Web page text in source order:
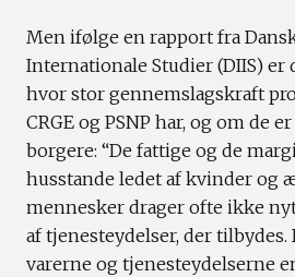
Men ifølge en rapport fra
Internationale Studier (DIIS) er
hvor stor gennemslagskraft
CRGE og PSNP har, og om de
borgere: “De fattige og de
husstande ledet af kvinder og
mennesker drager ofte ikke
af tjenesteydelser, der tilbydes.
varerne og tjenesteydelserne